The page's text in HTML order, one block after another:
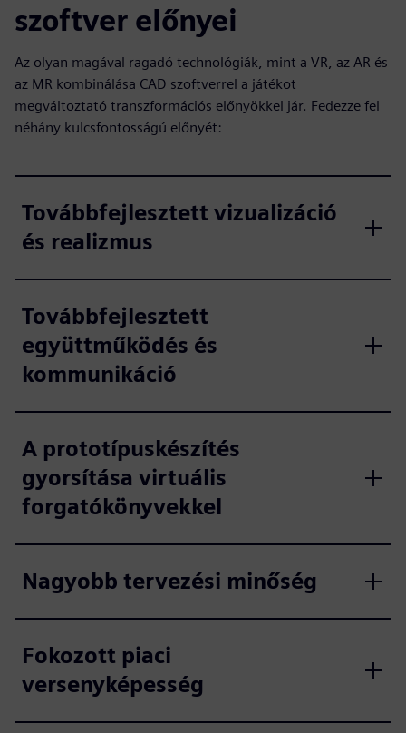
szoftver előnyei
Az olyan magával ragadó technológiák, mint a VR, az AR és
az MR kombinálása CAD szoftverrel a játékot
megváltoztató transzformációs előnyökkel jár. Fedezze fel
néhány kulcsfontosságú előnyét:
Továbbfejlesztett vizualizáció
és realizmus
Továbbfejlesztett
együttműködés és
kommunikáció
A prototípuskészítés
gyorsítása virtuális
forgatókönyvekkel
Nagyobb tervezési minőség
Fokozott piaci
versenyképesség